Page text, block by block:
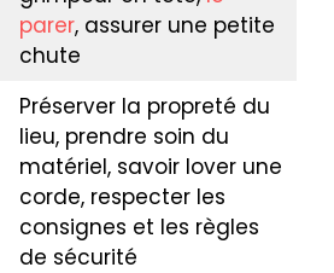
parer, assurer une petite
chute
Préserver la propreté du
lieu, prendre soin du
matériel, savoir lover une
corde, respecter les
consignes et les règles
de sécurité